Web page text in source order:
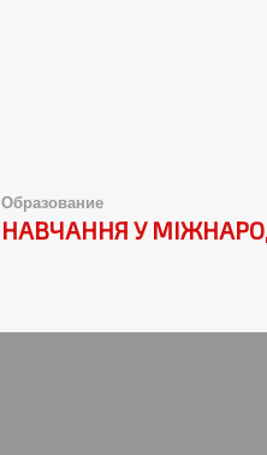
Образование
НАВЧАННЯ У